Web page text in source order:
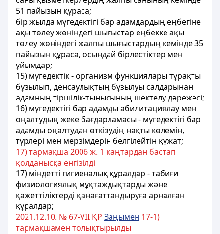
51 пайызын құраса;
бір жылда мүгедектігі бар адамдардың еңбегіне
ақы төлеу жөніндегі шығыстар еңбекке ақы
төлеу жөніндегі жалпы шығыстардың кемінде 35
пайызын құраса, осындай бірлестіктер мен
ұйымдар;
15) мүгедектiк - организм функциялары тұрақты
бұзылып, денсаулықтың бұзылуы салдарынан
адамның тiршiлiк-тынысының шектелу дәрежесi;
16) мүгедектігі бар адамды абилитациялау мен
оңалтудың жеке бағдарламасы - мүгедектігі бар
адамды оңалтудан өткiзудiң нақты көлемiн,
түрлерi мен мерзiмдерiн белгiлейтiн құжат;
17) тармақша 2006 ж. 1 қаңтардан бастап
қолданысқа енгiзiлді
17) мiндеттi гигиеналық құралдар - табиғи
физиологиялық мұқтаждықтарды және
қажеттіліктердi қанағаттандыруға арналған
құралдар;
2021.12.10. № 67-VII ҚР Заңымен 17-1)
тармақшамен толықтырылды